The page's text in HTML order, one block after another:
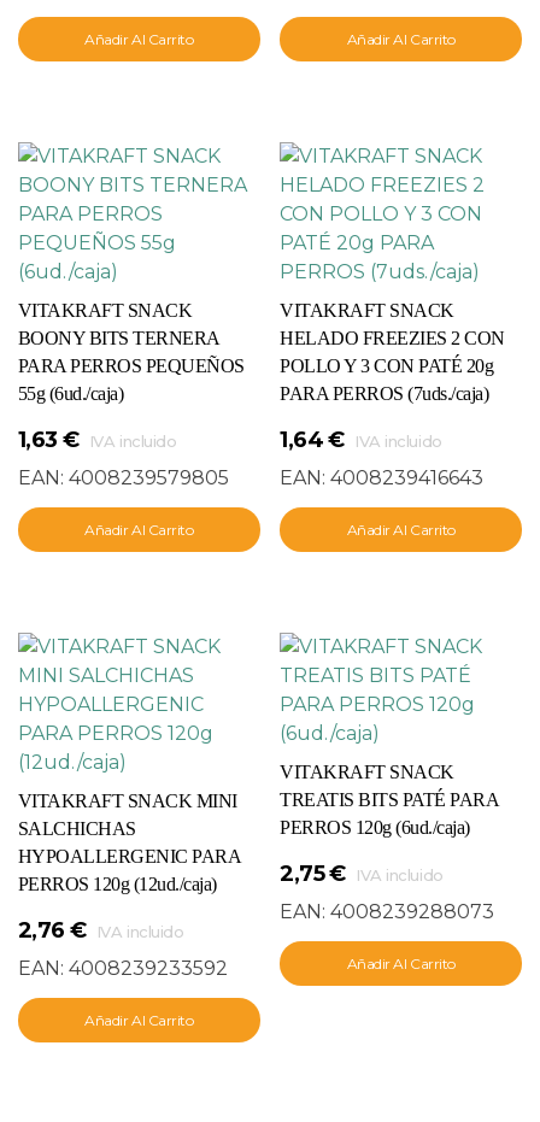
Añadir Al Carrito Añadir Al Carrito
VITAKRAFT SNACK
BOONY BITS TERNERA
PARA PERROS PEQUEÑOS
55g (6ud./caja)
1,63 € IVA incluido
EAN: 4008239579805
Añadir Al Carrito
VITAKRAFT SNACK
HELADO FREEZIES 2 CON
POLLO Y 3 CON PATÉ 20g
PARA PERROS (7uds./caja)
1,64€ IVA incluido
EAN:4008239416643
Añadir Al Carrito
VITAKRAFT SNACK MINI
SALCHICHAS
HYPOALLERGENIC PARA
PERROS 120g (12ud./caja)
2,76 € IVA incluido
EAN: 4008239233592
Añadir Al Carrito
VITAKRAFT SNACK
TREATIS BITS PATÉ PARA
PERROS 120g (6ud./caja)
2,75€ IVA incluido
EAN:4008239288073
Añadir Al Carrito